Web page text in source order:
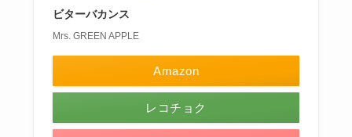
ビターバカンス
Mrs. GREEN APPLE
Amazon
レコチョク